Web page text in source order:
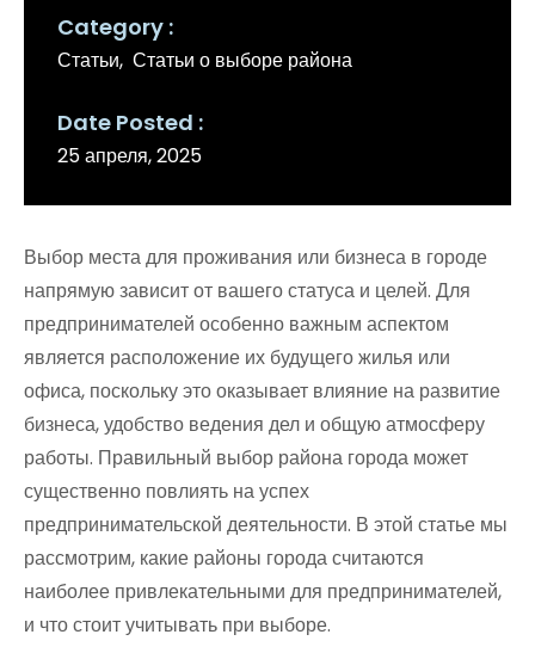
Category
Статьи Статьи о выборе района
Date Posted
25 апреля, 2025
Выбор места для проживания или бизнеса в городе
напрямую зависит от вашего статуса и целей. Для
предпринимателей особенно важным аспектом
является расположение их будущего жилья или
офиса, поскольку это оказывает влияние на развитие
бизнеса, удобство ведения дел и общую атмосферу
работы. Правильный выбор района города может
существенно повлиять на успех
предпринимательской деятельности. В этой статье мы
рассмотрим, какие районы города считаются
наиболее привлекательными для предпринимателей,
и что стоит учитывать при выборе.